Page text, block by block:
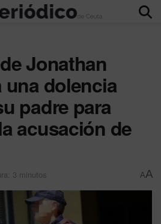
Jonathan
dolencia
padre para
acusación de
3 minutos AA